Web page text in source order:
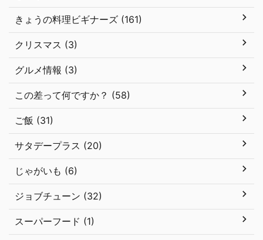
きょうの料理ビギナーズ (161)
クリスマス (3)
グルメ情報 (3)
この差って何ですか？ (58)
ご飯 (31)
サタデープラス (20)
じゃがいも (6)
ジョブチューン (32)
スーパーフード (1)